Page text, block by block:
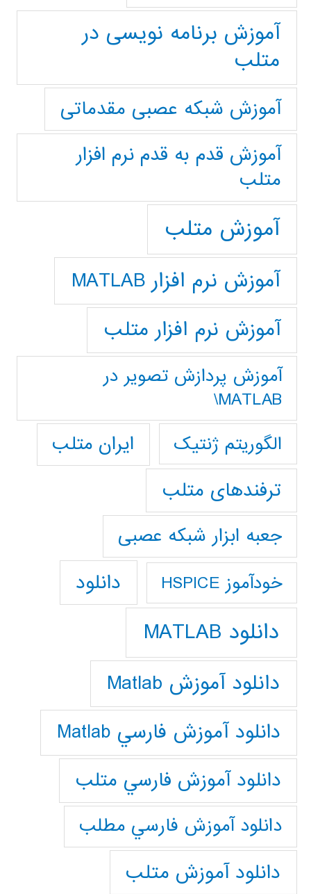
آموزش برنامه نویسی در
متلب
آموزش شبکه عصبی مقدماتی
آموزش قدم به قدم نرم افزار
متلب
آموزش متلب
آموزش نرم افزار MATLAB
آموزش نرم افزار متلب
آموزش پردازش تصوير در
MATLAB\
الگوریتم ژنتیک
ایران متلب
ترفندهای متلب
جعبه ابزار شبکه عصبی
خودآموز HSPICE دانلود
دانلود MATLAB
دانلود آموزش Matlab
دانلود آموزش فارسي Matlab
دانلود آموزش فارسي متلب
دانلود آموزش فارسي مطلب
دانلود آموزش متلب